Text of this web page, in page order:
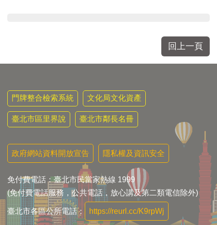
回上一頁
門牌整合檢索系統 文化局文化資產
臺北市區里界說 臺北市鄰長名冊
政府網站資料開放宣告 隱私權及資訊安全
免付費電話：臺北市民當家熱線 1999
(免付費電話服務，公共電話，放心講及第二類電信除外)
臺北市各區公所電話： https://reurl.cc/K9rpWj